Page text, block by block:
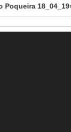
Poqueira